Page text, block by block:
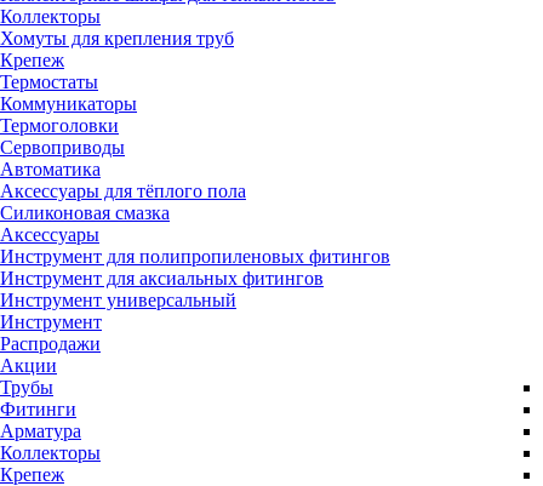
Коллекторы
Хомуты для крепления труб
Крепеж
Термостаты
Коммуникаторы
Термоголовки
Сервоприводы
Автоматика
Аксессуары для тёплого пола
Силиконовая смазка
Аксессуары
Инструмент для полипропиленовых фитингов
Инструмент для аксиальных фитингов
Инструмент универсальный
Инструмент
Распродажи
Акции
Трубы
Фитинги
Арматура
Коллекторы
Крепеж